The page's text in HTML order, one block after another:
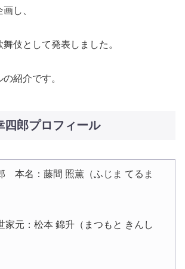
し、
伎として発表しました。
紹介です。
四郎プロフィール
本名：藤間 照薫（ふじま てるま
家元：松本 錦升（まつもと きんし